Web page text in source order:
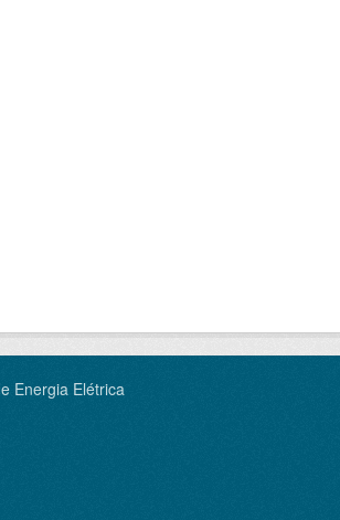
Energia Elétrica